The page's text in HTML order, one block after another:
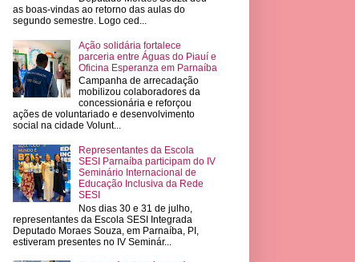
as boas-vindas ao retorno das aulas do
segundo semestre. Logo ced...
Ação solidária fortalece
parceria entre Águas do Piauí e
Oficina Esperanza em Parnaíba
Campanha de arrecadação
mobilizou colaboradores da
concessionária e reforçou
ações de voluntariado e desenvolvimento
social na cidade Volunt...
Representantes da Escola
SESI Parnaíba participam do IV
Seminário Internacional de
Educação Inclusiva da Rede
SESI
Nos dias 30 e 31 de julho,
representantes da Escola SESI Integrada
Deputado Moraes Souza, em Parnaíba, PI,
estiveram presentes no IV Seminár...